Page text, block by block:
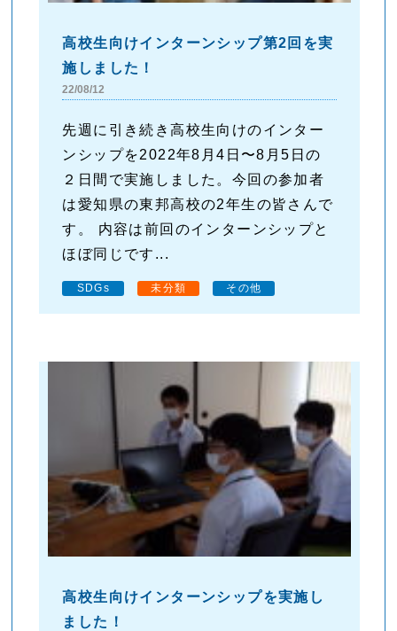
高校生向けインターンシップ第2回を実
施しました！
22/08/12
先週に引き続き高校生向けのインター
ンシップを2022年8月4日〜8月5日の
２日間で実施しました。今回の参加者
は愛知県の東邦高校の2年生の皆さんで
す。 内容は前回のインターンシップと
ほぼ同じです...
SDGs 未分類 その他
高校生向けインターンシップを実施し
ました！